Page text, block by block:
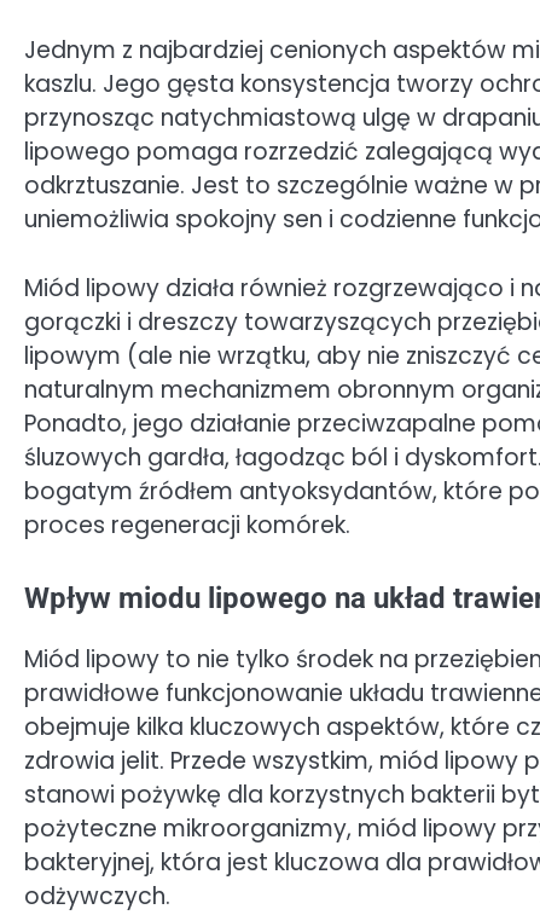
Jednym z najbardziej cenionych aspektów
kaszlu. Jego gęsta konsystencja tworzy
przynosząc natychmiastową ulgę w
lipowego pomaga rozrzedzić zalegającą
odkrztuszanie. Jest to szczególnie ważne w
uniemożliwia spokojny sen i codzienne
Miód lipowy działa również rozgrzewająco
gorączki i dreszczy towarzyszących
lipowym (ale nie wrzątku, aby nie zniszczyć
naturalnym mechanizmem obronnym
Ponadto, jego działanie przeciwzapalne
śluzowych gardła, łagodząc ból i
bogatym źródłem antyoksydantów, które
proces regeneracji komórek.
Wpływ miodu lipowego na układ
Miód lipowy to nie tylko środek na
prawidłowe funkcjonowanie układu
obejmuje kilka kluczowych aspektów, które
zdrowia jelit. Przede wszystkim, miód
stanowi pożywkę dla korzystnych bakterii
pożyteczne mikroorganizmy, miód lipowy
bakteryjnej, która jest kluczowa dla
odżywczych.